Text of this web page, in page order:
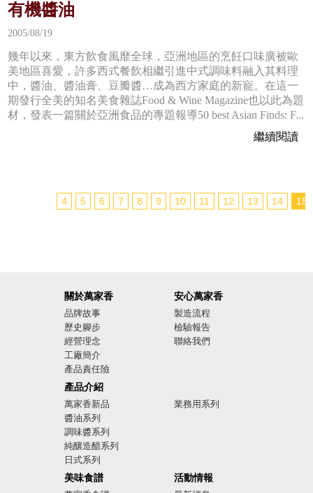
有機醬油
2005/08/19
幾年以來，東方飲食風靡全球，亞洲地區的烹飪口味廣被歐
美地區喜愛，許多西式餐飲相繼引進中式調味料融入其料理
中，醬油、醬油膏、豆瓣醬…成為西方家庭的新寵。在這一
期發行全美的知名美食雜誌Food & Wine Magazine也以此為題
材，發表一篇關於亞洲食品的專題報導50 best Asian Finds: F...
繼續閱讀
4 5 6 7 8 9 10 11 12 13 14 15
關於萬家香
品牌故事
歷史腳步
經營理念
工廠簡介
產品責任險
廣告影音
產品介紹
萬家香新品
醬油系列
調味醬系列
純釀造醋系列
日式系列
業務用系列
美味食譜
安心萬家香
製造流程
檢驗報告
聯絡我們
活動情報